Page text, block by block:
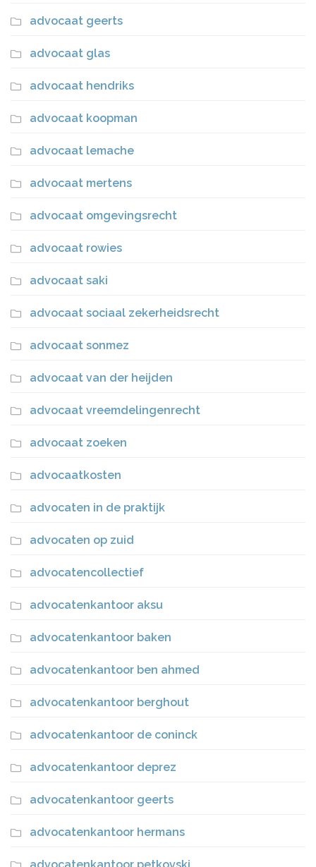
advocaat geerts
advocaat glas
advocaat hendriks
advocaat koopman
advocaat lemache
advocaat mertens
advocaat omgevingsrecht
advocaat rowies
advocaat saki
advocaat sociaal zekerheidsrecht
advocaat sonmez
advocaat van der heijden
advocaat vreemdelingenrecht
advocaat zoeken
advocaatkosten
advocaten in de praktijk
advocaten op zuid
advocatencollectief
advocatenkantoor aksu
advocatenkantoor baken
advocatenkantoor ben ahmed
advocatenkantoor berghout
advocatenkantoor de coninck
advocatenkantoor deprez
advocatenkantoor geerts
advocatenkantoor hermans